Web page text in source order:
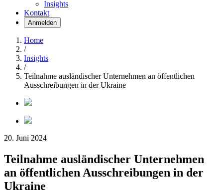
Insights
Kontakt
Anmelden
Home
/
Insights
/
Teilnahme ausländischer Unternehmen an öffentlichen
Ausschreibungen in der Ukraine
20. Juni 2024
Teilnahme ausländischer Unternehmen
an öffentlichen Ausschreibungen in der
Ukraine